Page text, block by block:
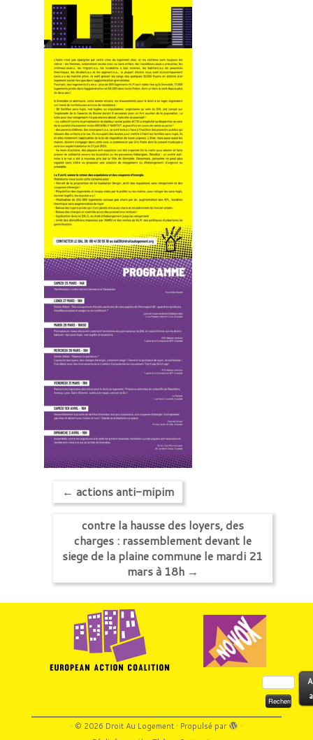
← actions anti-mipim
contre la hausse des loyers, des
charges : rassemblement devant le
siege de la plaine commune le mardi 21
mars à 18h →
Rechercher :
· © 2026 Droit Au Logement· Propulsé par
·